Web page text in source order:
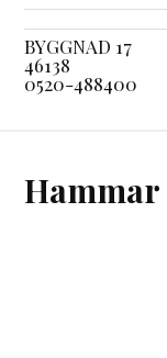
BYGGNAD 17
46138
0520-488400